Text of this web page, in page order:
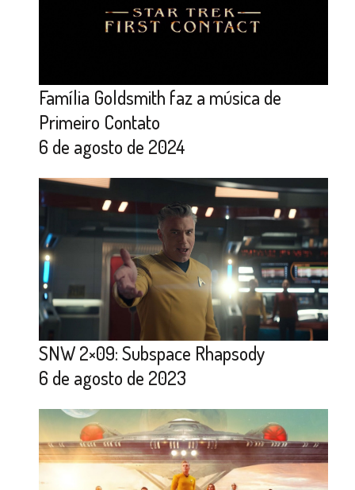
Família Goldsmith faz a música de
Primeiro Contato
6 de agosto de 2024
SNW 2×09: Subspace Rhapsody
6 de agosto de 2023